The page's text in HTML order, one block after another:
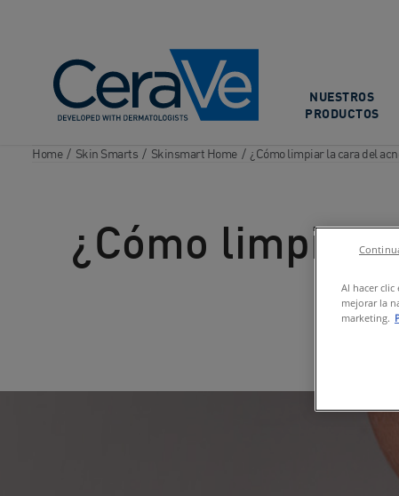
NUESTROS
PRODUCTOS
Home / Skin Smarts / Skinsmart Home / ¿Cómo limpiar la cara del
¿Cómo limpiar
Al hacer clic
mejorar la
marketing.